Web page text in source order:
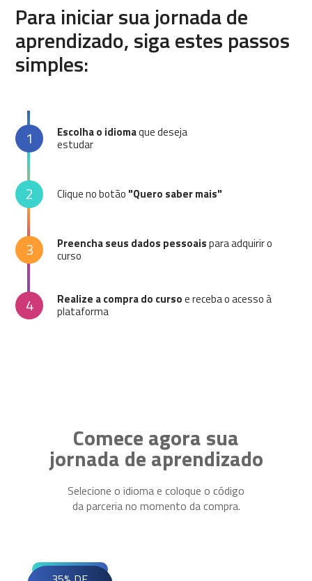
Para iniciar sua jornada de
aprendizado, siga estes passos
simples:
1 Escolha o idiomaque deseja
estudar
2 Clique no botão "Quero saber mais"
3 Preencha seus dados pessoaispara adquirir o
curso
4 Realize a compra do cursoe receba o acesso à
plataforma
Comece agora sua
jornada de aprendizado
Selecione o idioma e coloque o código
da parceria no momento da compra.